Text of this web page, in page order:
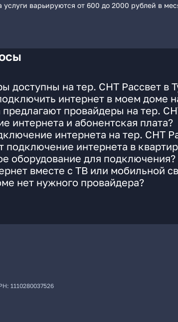
варьируются от 600 до 2000 рублей в
доступны на тер. СНТ Рассвет в
интернет в моем доме
провайдеры на тер.
интернета и абонентская плата?
интернета на тер. СНТ
интернета в
оборудование для подключения?
вместе с ТВ или мобильной
нет нужного провайдера?
1110280037526